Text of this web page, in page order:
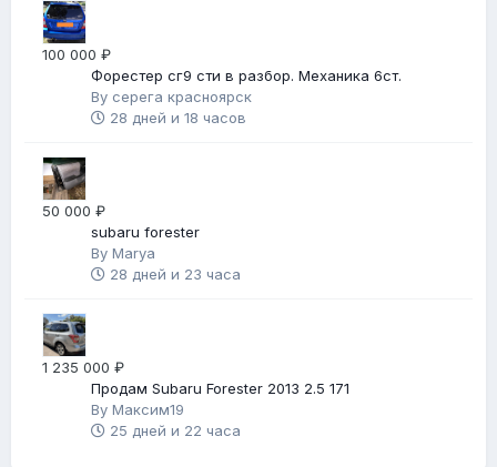
100 000 ₽
Форестер сг9 сти в разбор. Механика 6ст.
By серега красноярск
28 дней и 18 часов
50 000 ₽
subaru forester
By Marya
28 дней и 23 часа
1 235 000 ₽
Продам Subaru Forester 2013 2.5 171
By Максим19
25 дней и 22 часа